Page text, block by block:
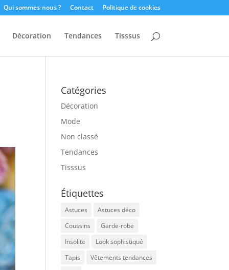
Qui sommes-nous ? Contact Politique de cookies
Décoration Tendances Tisssus
Catégories
Décoration
Mode
Non classé
Tendances
Tisssus
Étiquettes
Astuces
Astuces déco
Coussins
Garde-robe
Insolite
Look sophistiqué
Tapis
Vêtements tendances